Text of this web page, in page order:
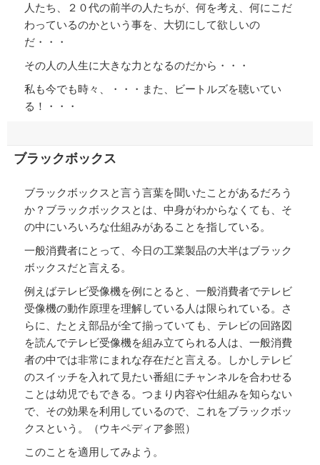
人たち、２０代の前半の人たちが、何を考え、何にこだ
わっているのかという事を、大切にして欲しいの
だ・・・
その人の人生に大きな力となるのだから・・・
私も今でも時々、・・・また、ビートルズを聴いてい
る！・・・
ブラックボックス
ブラックボックスと言う言葉を聞いたことがあるだろう
か？ブラックボックスとは、中身がわからなくても、そ
の中にいろいろな仕組みがあることを指している。
一般消費者にとって、今日の工業製品の大半はブラック
ボックスだと言える。
例えばテレビ受像機を例にとると、一般消費者でテレビ
受像機の動作原理を理解している人は限られている。さ
らに、たとえ部品が全て揃っていても、テレビの回路図
を読んでテレビ受像機を組み立てられる人は、一般消費
者の中では非常にまれな存在だと言える。しかしテレビ
のスイッチを入れて見たい番組にチャンネルを合わせる
ことは幼児でもできる。つまり内容や仕組みを知らない
で、その効果を利用しているので、これをブラックボッ
クスという。（ウキペディア参照）
このことを適用してみよう。